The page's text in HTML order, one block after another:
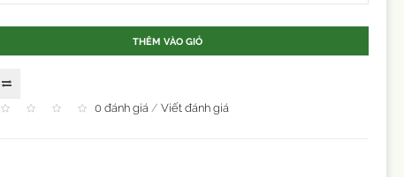
THÊM VÀO GIỎ
0 đánh giá/ Viết đánh giá